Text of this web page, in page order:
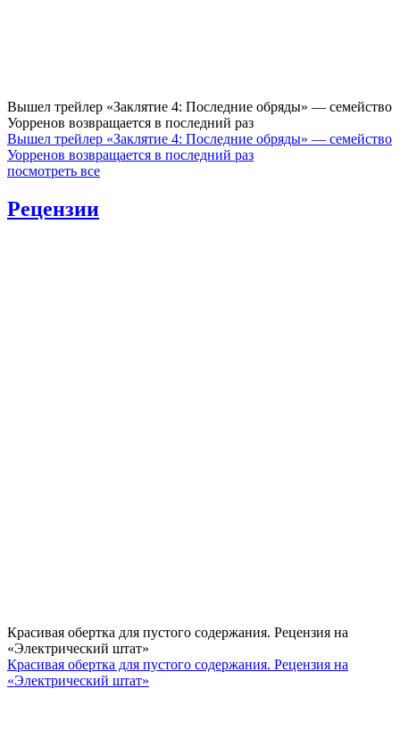
Вышел трейлер «Заклятие 4: Последние обряды» — семейство
Уорренов возвращается в последний раз
Вышел трейлер «Заклятие 4: Последние обряды» — семейство
Уорренов возвращается в последний раз
посмотреть все
Рецензии
Красивая обертка для пустого содержания. Рецензия на
«Электрический штат»
Красивая обертка для пустого содержания. Рецензия на
«Электрический штат»